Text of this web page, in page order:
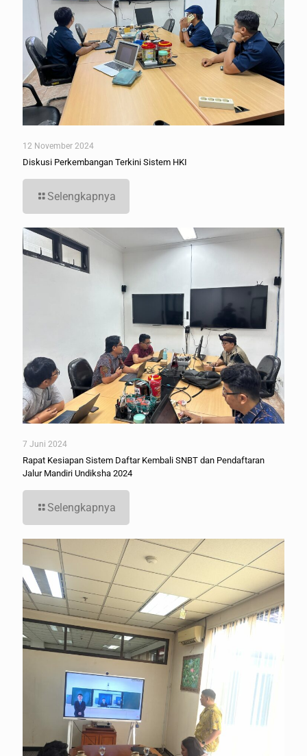
12 November 2024
Diskusi Perkembangan Terkini Sistem HKI
Selengkapnya
7 Juni 2024
Rapat Kesiapan Sistem Daftar Kembali SNBT dan Pendaftaran
Jalur Mandiri Undiksha 2024
Selengkapnya